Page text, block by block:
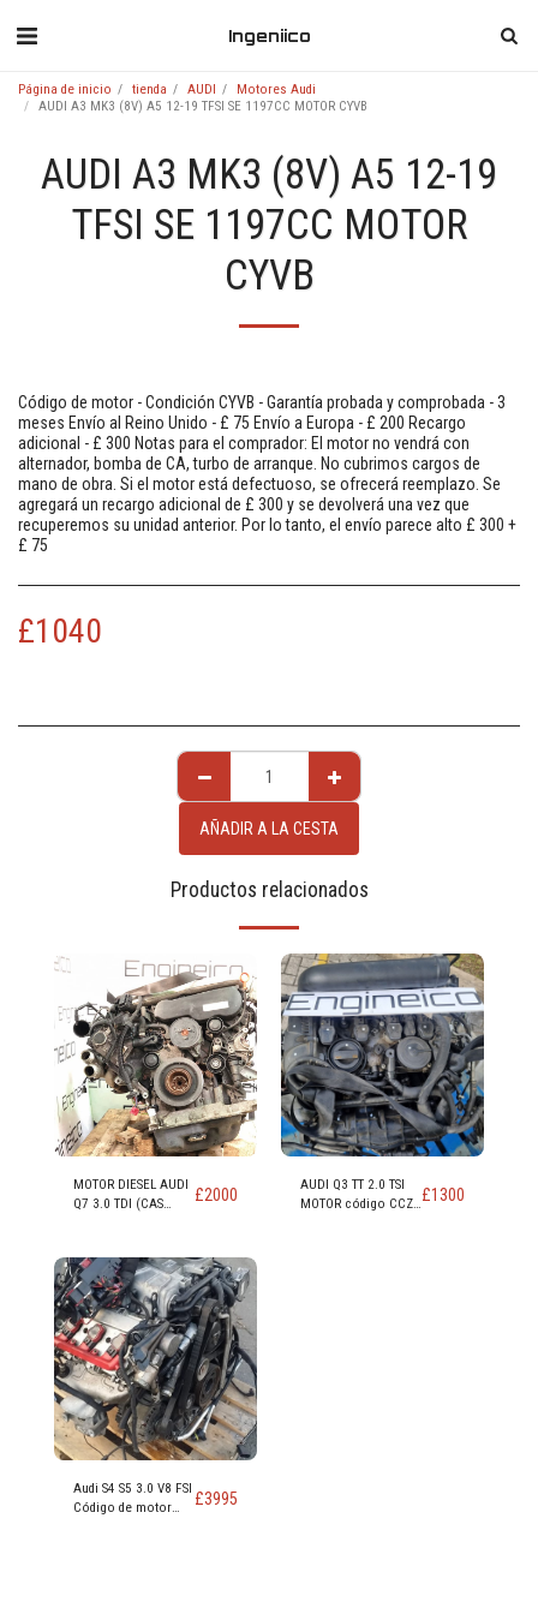
Ingeniico
Página de inicio tienda AUDI
Motores Audi
AUDI A3 MK3 (8V) A5 12-19 TFSI SE 1197CC MOTOR CYVB
AUDI A3 MK3 (8V) A5 12-19
TFSI SE 1197CC MOTOR
CYVB
Código de motor - Condición CYVB - Garantía probada y comprobada - 3
meses Envío al Reino Unido - £ 75 Envío a Europa - £ 200 Recargo
adicional - £ 300 Notas para el comprador: El motor no vendrá con
alternador, bomba de CA, turbo de arranque. No cubrimos cargos de
mano de obra. Si el motor está defectuoso, se ofrecerá reemplazo. Se
agregará un recargo adicional de £ 300 y se devolverá una vez que
recuperemos su unidad anterior. Por lo tanto, el envío parece alto £ 300 +
£ 75
£1040
AÑADIR A LA CESTA
Productos relacionados
MOTOR DIESEL AUDI
Q7 3.0 TDI (CAS
£2000
AUDI Q3 TT 2.0 TSI
MOTOR código CCZ
£1300
Audi S4 S5 3.0 V8 FSI
Código de motor
£3995